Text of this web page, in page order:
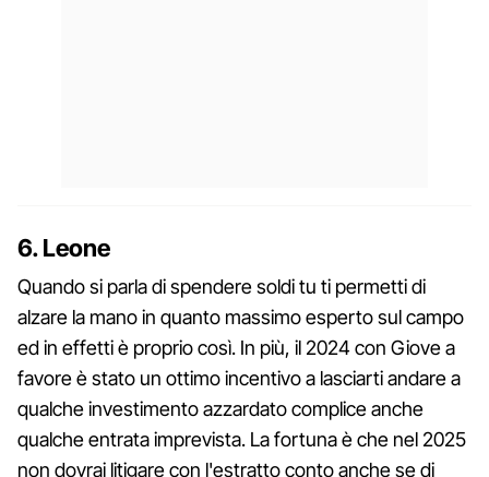
6. Leone
Quando si parla di spendere soldi tu ti permetti di
alzare la mano in quanto massimo esperto sul campo
ed in effetti è proprio così. In più, il 2024 con Giove a
favore è stato un ottimo incentivo a lasciarti andare a
qualche investimento azzardato complice anche
qualche entrata imprevista. La fortuna è che nel 2025
non dovrai litigare con l'estratto conto anche se di